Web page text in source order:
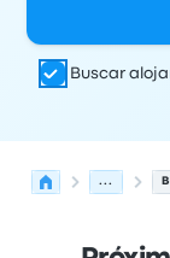
Buscar
...